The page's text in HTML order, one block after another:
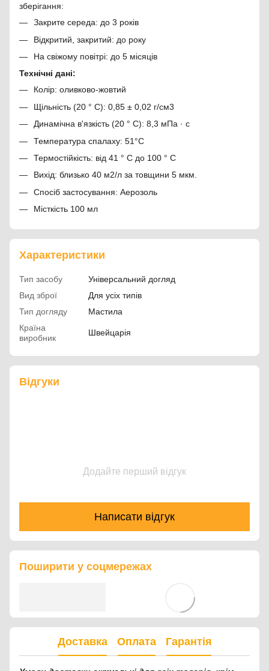
зберігання:
Закрите середа: до 3 років
Відкритий, закритий: до року
На свіжому повітрі: до 5 місяців
Технічні дані:
Колір: оливково-жовтий
Щільність (20 ° С): 0,85 ± 0,02 г/см3
Динамічна в'язкість (20 ° C): 8,3 мПа · с
Температура спалаху: 51°C
Термостійкість: від 41 ° C до 100 ° C
Вихід: близько 40 м2/л за товщини 5 мкм.
Спосіб застосування: Аерозоль
Місткість 100 мл
Характеристики
Тип засобу
Універсальний догляд
Вид зброї
Для усіх типів
Тип догляду
Мастила
Країна
виробник
Швейцарія
Відгуки
Додайте перший відгук
Написати відгук
Поширити у соцмережах
Доставка Оплата Гарантія